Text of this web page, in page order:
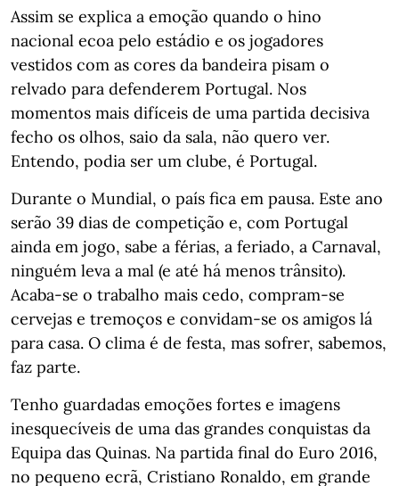
Assim se explica a emoção quando o hino
nacional ecoa pelo estádio e os jogadores
vestidos com as cores da bandeira pisam o
relvado para defenderem Portugal. Nos
momentos mais difíceis de uma partida decisiva
fecho os olhos, saio da sala, não quero ver.
Entendo, podia ser um clube, é Portugal.
Durante o Mundial, o país fica em pausa. Este ano
serão 39 dias de competição e, com Portugal
ainda em jogo, sabe a férias, a feriado, a Carnaval,
ninguém leva a mal (e até há menos trânsito).
Acaba-se o trabalho mais cedo, compram-se
cervejas e tremoços e convidam-se os amigos lá
para casa. O clima é de festa, mas sofrer, sabemos,
faz parte.
Tenho guardadas emoções fortes e imagens
inesquecíveis de uma das grandes conquistas da
Equipa das Quinas. Na partida final do Euro 2016,
no pequeno ecrã, Cristiano Ronaldo, em grande